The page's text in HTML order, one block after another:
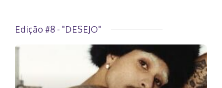
Edição #8 - "DESEJO"